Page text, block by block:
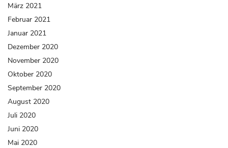
März 2021
Februar 2021
Januar 2021
Dezember 2020
November 2020
Oktober 2020
September 2020
August 2020
Juli 2020
Juni 2020
Mai 2020